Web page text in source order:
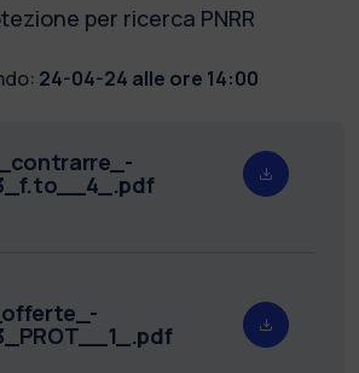
per ricerca PNRR
24-04-24 alle ore 14:00